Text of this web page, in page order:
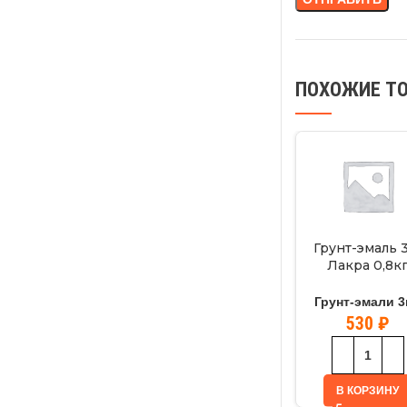
ПОХОЖИЕ
Грунт-эмаль
Лакра
Грунт-эмали
530 ₽
В КОРЗИНУ